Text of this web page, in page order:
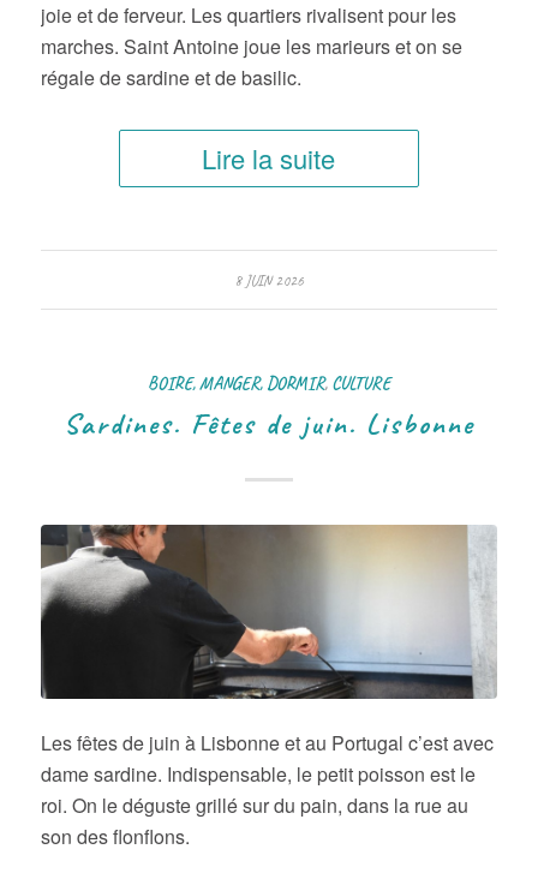
joie et de ferveur. Les quartiers rivalisent pour les
marches. Saint Antoine joue les marieurs et on se
régale de sardine et de basilic.
Lire la suite
8 JUIN 2026
BOIRE, MANGER, DORMIR, CULTURE
Sardines. Fêtes de juin. Lisbonne
Les fêtes de juin à Lisbonne et au Portugal c’est avec
dame sardine. Indispensable, le petit poisson est le
roi. On le déguste grillé sur du pain, dans la rue au
son des flonflons.